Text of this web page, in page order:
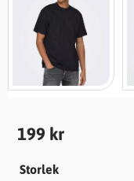
199 kr
Storlek